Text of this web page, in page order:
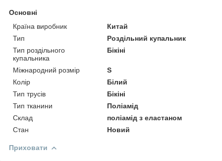
Основні
Країна виробник
Китай
Тип
Роздільний купальник
Тип роздільного
купальника
Бікіні
Міжнародний розмір
S
Колір
Білий
Тип трусів
Бікіні
Тип тканини
Поліамід
Склад
поліамід з еластаном
Стан
Новий
Приховати